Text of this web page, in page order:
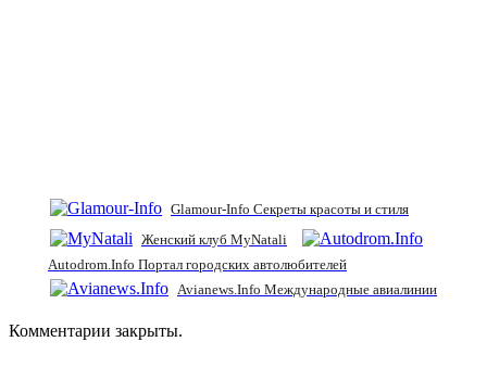
Glamour-Info Секреты красоты и стиля
Женский клуб MyNatali
Autodrom.Info Портал городских автолюбителей
Avianews.Info Международные авиалинии
Комментарии закрыты.